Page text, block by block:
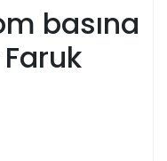
basına
Faruk